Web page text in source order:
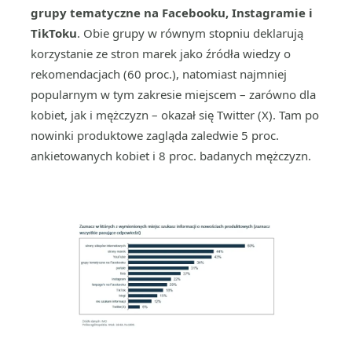
grupy tematyczne na Facebooku, Instagramie i
TikToku. Obie grupy w równym stopniu deklarują
korzystanie ze stron marek jako źródła wiedzy o
rekomendacjach (60 proc.), natomiast najmniej
popularnym w tym zakresie miejscem – zarówno dla
kobiet, jak i mężczyzn – okazał się Twitter (X). Tam po
nowinki produktowe zagląda zaledwie 5 proc.
ankietowanych kobiet i 8 proc. badanych mężczyzn.